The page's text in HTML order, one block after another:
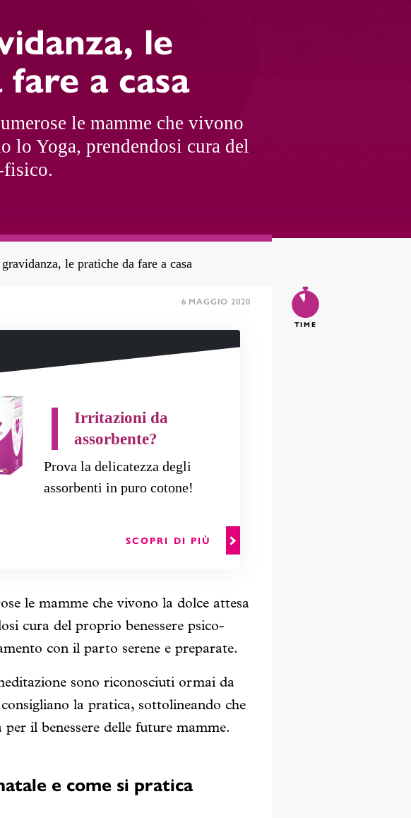
le
a casa
le mamme che vivono
lo Yoga, prendendosi cura del
fisico.
le pratiche da fare a casa
6 MAGGIO 2020
Irritazioni da
assorbente?
Prova la delicatezza degli
assorbenti in puro cotone!
SCOPRI DI PIÙ
le mamme che vivono la dolce attesa
cura del proprio benessere psico-
con il parto serene e preparate.
sono riconosciuti ormai da
la pratica, sottolineando che
per il benessere delle future mamme.
e come si pratica
5
TIME